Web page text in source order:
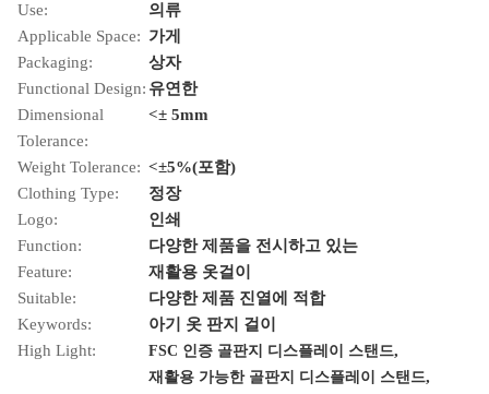
Use:
의류
Applicable Space: 가게
Packaging:
상자
Functional Design: 유연한
Dimensional
Tolerance:
<± 5mm
Weight Tolerance: <±5%(포함)
Clothing Type:
정장
Logo:
인쇄
Function:
다양한 제품을 전시하고 있는
Feature:
재활용 옷걸이
Suitable:
다양한 제품 진열에 적합
Keywords:
아기 옷 판지 걸이
High Light:
FSC 인증 골판지 디스플레이 스탠드,
재활용 가능한 골판지 디스플레이 스탠드,